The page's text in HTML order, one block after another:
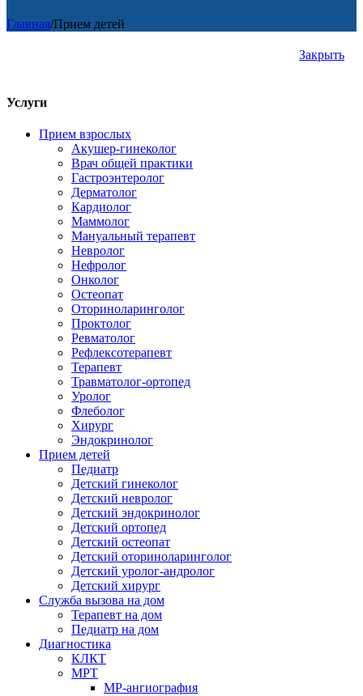
Главная/Прием детей
Закрыть
Услуги
Прием взрослых
Акушер-гинеколог
Врач общей практики
Гастроэнтеролог
Дерматолог
Кардиолог
Маммолог
Мануальный терапевт
Невролог
Нефролог
Онколог
Остеопат
Оториноларинголог
Проктолог
Ревматолог
Рефлексотерапевт
Терапевт
Травматолог-ортопед
Уролог
Флеболог
Хирург
Эндокринолог
Прием детей
Педиатр
Детский гинеколог
Детский невролог
Детский эндокринолог
Детский ортопед
Детский остеопат
Детский оториноларинголог
Детский уролог-андролог
Детский хирург
Служба вызова на дом
Терапевт на дом
Педиатр на дом
Диагностика
КЛКТ
МРТ
МР-ангиография